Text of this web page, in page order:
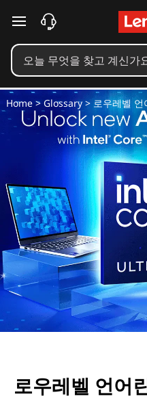
로
우
레
벨
언
란
무
엇
인
가
주요 콘텐츠로 건너뛰기
Home> Glossary> 로우레벨 언
로우레벨 언어